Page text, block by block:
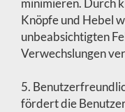
minimieren. Durch
Knöpfe und Hebel
unbeabsichtigten
Verwechslungen
5.
fördert die